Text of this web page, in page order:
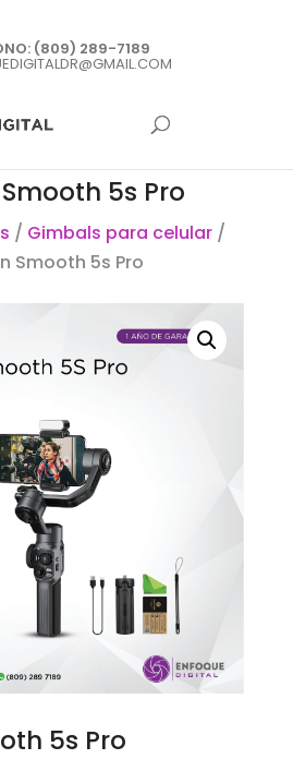
(809) 289-7189
5s Pro
/ Gimbals para celular /
Smooth 5s Pro
5s Pro